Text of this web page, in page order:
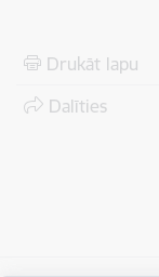
Drukāt lapu
Dalīties